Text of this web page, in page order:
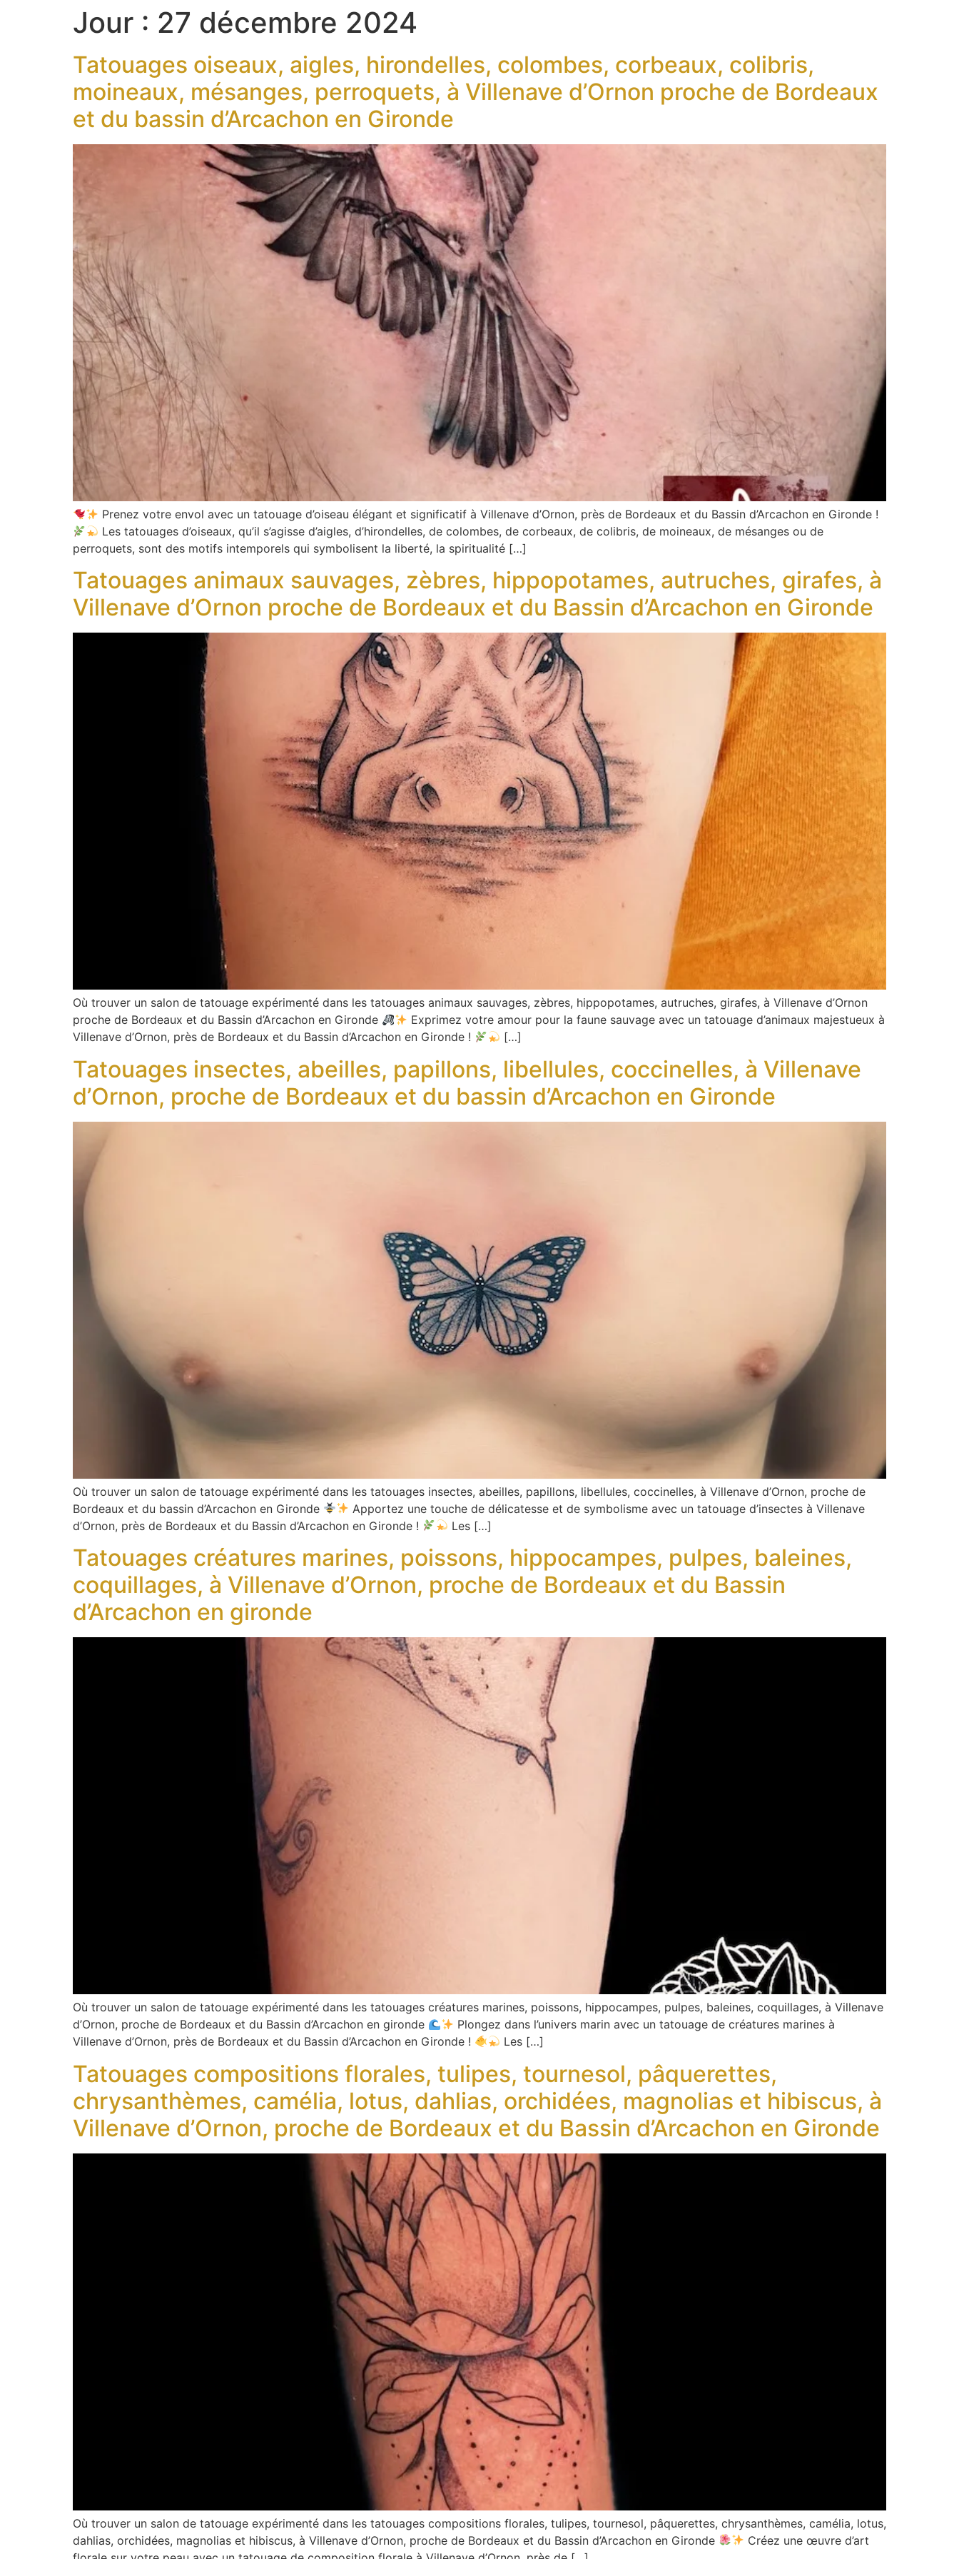
Jour : 27 décembre 2024
Tatouages oiseaux, aigles, hirondelles, colombes, corbeaux, colibris,
moineaux, mésanges, perroquets, à Villenave d’Ornon proche de Bordeaux
et du bassin d’Arcachon en Gironde
Prenez votre envol avec un tatouage d’oiseau élégant et significatif à Villenave d’Ornon, près de Bordeaux et du Bassin d’Arcachon en Gironde !
Les tatouages d’oiseaux, qu’il s’agisse d’aigles, d’hirondelles, de colombes, de corbeaux, de colibris, de moineaux, de mésanges ou de
perroquets, sont des motifs intemporels qui symbolisent la liberté, la spiritualité […]
Tatouages animaux sauvages, zèbres, hippopotames, autruches, girafes, à
Villenave d’Ornon proche de Bordeaux et du Bassin d’Arcachon en Gironde
Où trouver un salon de tatouage expérimenté dans les tatouages animaux sauvages, zèbres, hippopotames, autruches, girafes, à Villenave d’Ornon
proche de Bordeaux et du Bassin d’Arcachon en Gironde
Exprimez votre amour pour la faune sauvage avec un tatouage d’animaux majestueux à
Villenave d’Ornon, près de Bordeaux et du Bassin d’Arcachon en Gironde !
[…]
Tatouages insectes, abeilles, papillons, libellules, coccinelles, à Villenave
d’Ornon, proche de Bordeaux et du bassin d’Arcachon en Gironde
Où trouver un salon de tatouage expérimenté dans les tatouages insectes, abeilles, papillons, libellules, coccinelles, à Villenave d’Ornon, proche de
Bordeaux et du bassin d’Arcachon en Gironde
Apportez une touche de délicatesse et de symbolisme avec un tatouage d’insectes à Villenave
d’Ornon, près de Bordeaux et du Bassin d’Arcachon en Gironde !
Les […]
Tatouages créatures marines, poissons, hippocampes, pulpes, baleines,
coquillages, à Villenave d’Ornon, proche de Bordeaux et du Bassin
d’Arcachon en gironde
Où trouver un salon de tatouage expérimenté dans les tatouages créatures marines, poissons, hippocampes, pulpes, baleines, coquillages, à Villenave
d’Ornon, proche de Bordeaux et du Bassin d’Arcachon en gironde
Plongez dans l’univers marin avec un tatouage de créatures marines à
Villenave d’Ornon, près de Bordeaux et du Bassin d’Arcachon en Gironde !
Les […]
Tatouages compositions florales, tulipes, tournesol, pâquerettes,
chrysanthèmes, camélia, lotus, dahlias, orchidées, magnolias et hibiscus, à
Villenave d’Ornon, proche de Bordeaux et du Bassin d’Arcachon en Gironde
Où trouver un salon de tatouage expérimenté dans les tatouages compositions florales, tulipes, tournesol, pâquerettes, chrysanthèmes, camélia, lotus,
dahlias, orchidées, magnolias et hibiscus, à Villenave d’Ornon, proche de Bordeaux et du Bassin d’Arcachon en Gironde
Créez une œuvre d’art